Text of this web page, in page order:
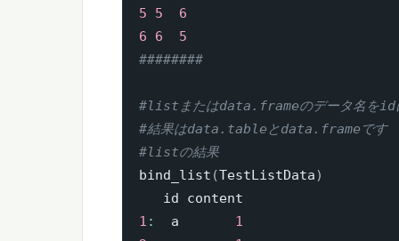
5
5
6
6
6
5
########
#listまたはdata.frameのデータ名を
#結果はdata.tableとdata.frameです
#listの結果
bind_list (TestListData)
1 :
  a
1